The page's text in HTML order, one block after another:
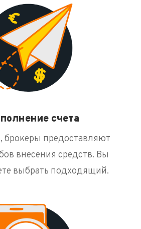
счета
брокеры предоставляют
внесения средств. Вы
выбрать подходящий.